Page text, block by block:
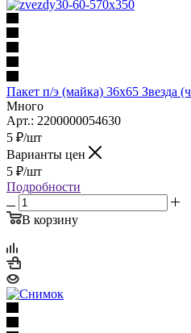
Пакет п/э (майка) 36х65 Звезда
Много
Арт.: 2200000054630
5 ₽/шт
Варианты цен
5 ₽/шт
Подробности
В корзину